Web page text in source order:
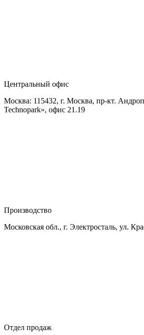
Центральный офис
Москва: 115432, г. Москва, пр-кт.
Technopark», офис 21.19
Производство
Московская обл., г. Электросталь, ул.
Отдел продаж